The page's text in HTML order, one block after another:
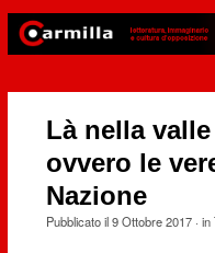
Là nella
ovvero le
Nazione
Pubblicato il9 Ottobre 2017· in